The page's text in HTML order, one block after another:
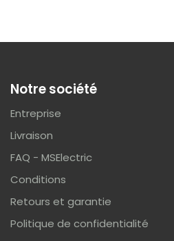
Notre société
Entreprise
Livraison
FAQ - MSElectric
Conditions
Retours et garantie
Politique de confidentialité